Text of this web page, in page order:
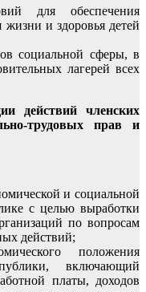
для обеспечения
жизни и здоровья детей
социальной сферы, в
лагерей всех
действий членских
трудовых прав и
и социальной
с целью выработки
по вопросам
действий;
положения
включающий
платы, доходов